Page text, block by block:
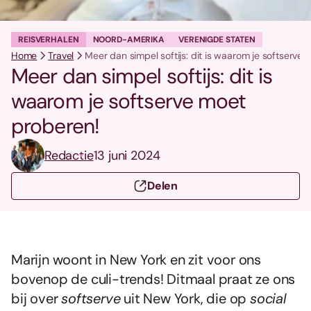
REISVERHALEN NOORD-AMERIKA VERENIGDE STATEN
Home Travel Meer dan simpel softijs: dit is waarom je softserve
Meer dan simpel softijs: dit is
waarom je softserve moet
proberen!
Redactie13 juni 2024
Delen
Marijn woont in New York en zit voor ons
bovenop de culi-trends! Ditmaal praat ze ons
bij oversoftserveuit New York, die opsocial